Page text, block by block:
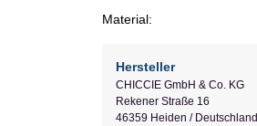
Material:
Hersteller
CHICCIE GmbH & Co. KG
Rekener Straße 16
46359 Heiden / Deutschland